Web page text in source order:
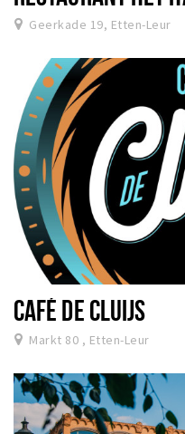
Geerkade 19, Etten-Leur
CAFÉ DE CLUIJS
Markt 80 , Etten-Leur